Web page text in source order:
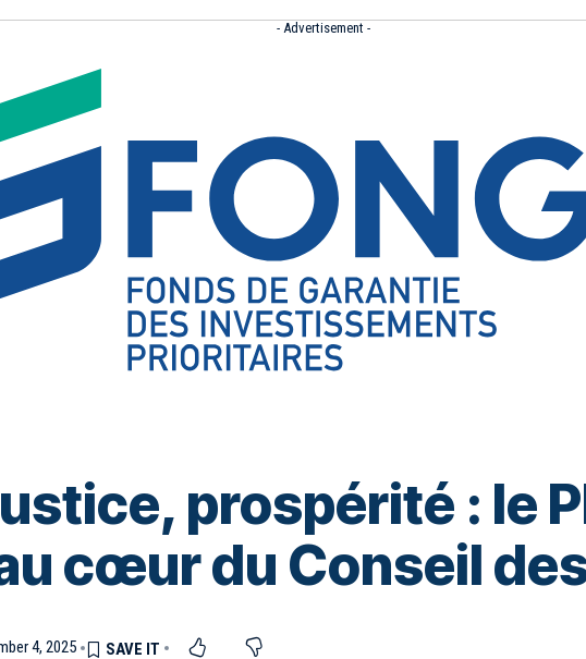
- Advertisement -
prospérité : le
cœur du Conseil
4, 2025